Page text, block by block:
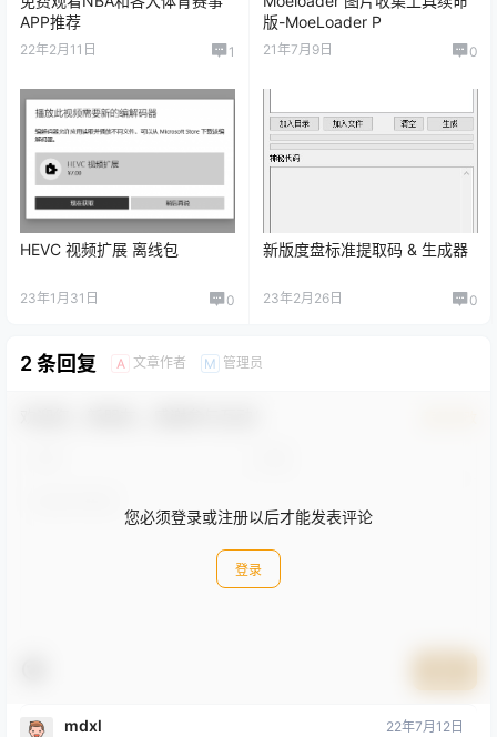
APP推荐
22年2月11日 1
版-MoeLoader P
21年7月9日 0
HEVC 视频扩展 离线包
23年1月31日 0
新版度盘标准提取码 & 生成器
23年2月26日 0
2 条回复 A 文章作者 M 管理员
您必须登录或注册以后才能发表评论
登录
mdxl 22年7月12日